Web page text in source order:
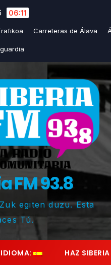
06:11
Carreteras de Álava
FM 93.8
egiten duzu. Esta
Tú.
IDIOMA: HAZ